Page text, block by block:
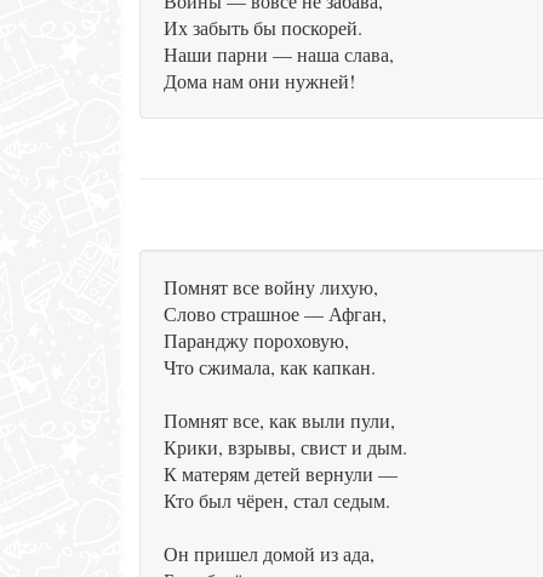
Их забыть бы поскорей.
Наши парни — наша слава,
Дома нам они нужней!
Помнят все войну лихую,
Слово страшное — Афган,
Паранджу пороховую,
Что сжимала, как капкан.
Помнят все, как выли пули,
Крики, взрывы, свист и дым.
К матерям детей вернули —
Кто был чёрен, стал седым.
Он пришел домой из ада,